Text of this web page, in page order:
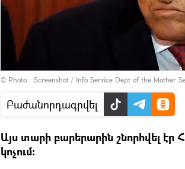
© Photo : Screenshot / Info Service Dept of the Mother
Բաժանորդագրվել
Այս տարի բարերարին շնորհվել
կոչում: